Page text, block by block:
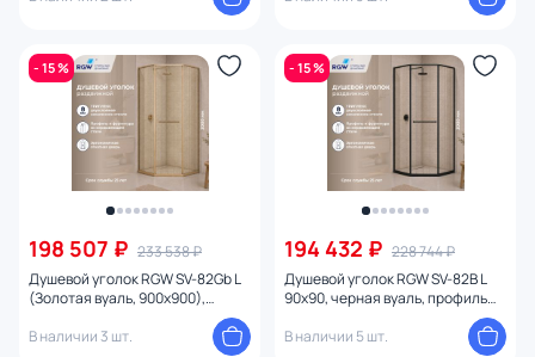
- 15 %
198 507 ₽ 233 538 ₽
Душевой уголок RGW SV-82Gb L
(Золотая вуаль, 900x900),
В наличии 3 шт.
- 15 %
194 432 ₽ 228 744 ₽
Душевой уголок RGW SV-82B L
90х90, черная вуаль, профиль
В наличии 5 шт.